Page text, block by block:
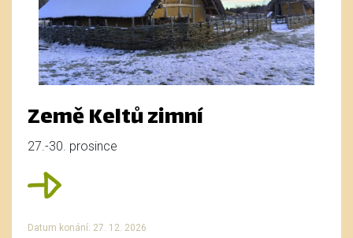
Země Keltů zimní
27.-30. prosince
Datum konání: 27. 12. 2026